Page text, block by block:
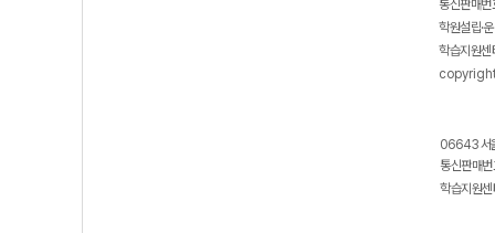
통신판매
학원설립·
학습지원
06643 서
통신판매
학습지원